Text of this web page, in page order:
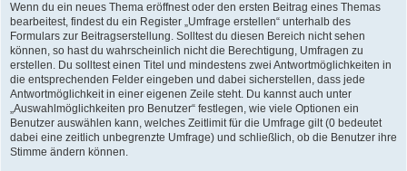
Wenn du ein neues Thema eröffnest oder den ersten Beitrag eines Themas
bearbeitest, findest du ein Register „Umfrage erstellen“ unterhalb des
Formulars zur Beitragserstellung. Solltest du diesen Bereich nicht sehen
können, so hast du wahrscheinlich nicht die Berechtigung, Umfragen zu
erstellen. Du solltest einen Titel und mindestens zwei Antwortmöglichkeiten in
die entsprechenden Felder eingeben und dabei sicherstellen, dass jede
Antwortmöglichkeit in einer eigenen Zeile steht. Du kannst auch unter
„Auswahlmöglichkeiten pro Benutzer“ festlegen, wie viele Optionen ein
Benutzer auswählen kann, welches Zeitlimit für die Umfrage gilt (0 bedeutet
dabei eine zeitlich unbegrenzte Umfrage) und schließlich, ob die Benutzer ihre
Stimme ändern können.